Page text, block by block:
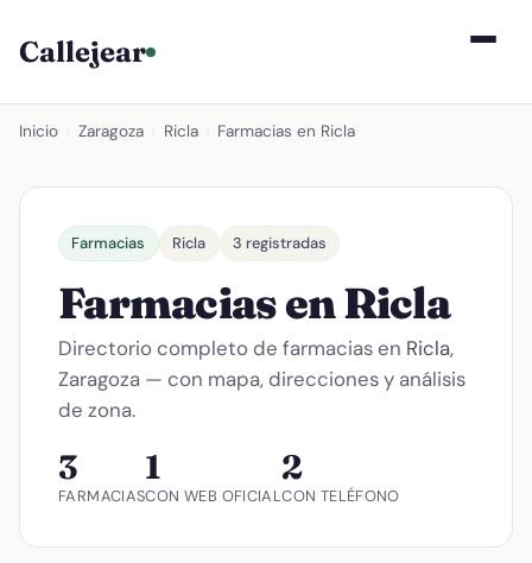
Callejear
Inicio Zaragoza Ricla Farmacias en Ricla
Farmacias Ricla 3 registradas
Farmacias en Ricla
Directorio completo de farmacias en Ricla,
Zaragoza — con mapa, direcciones y análisis
de zona.
3
FARMACIAS
1
CON WEB OFICIAL
2
CON TELÉFONO